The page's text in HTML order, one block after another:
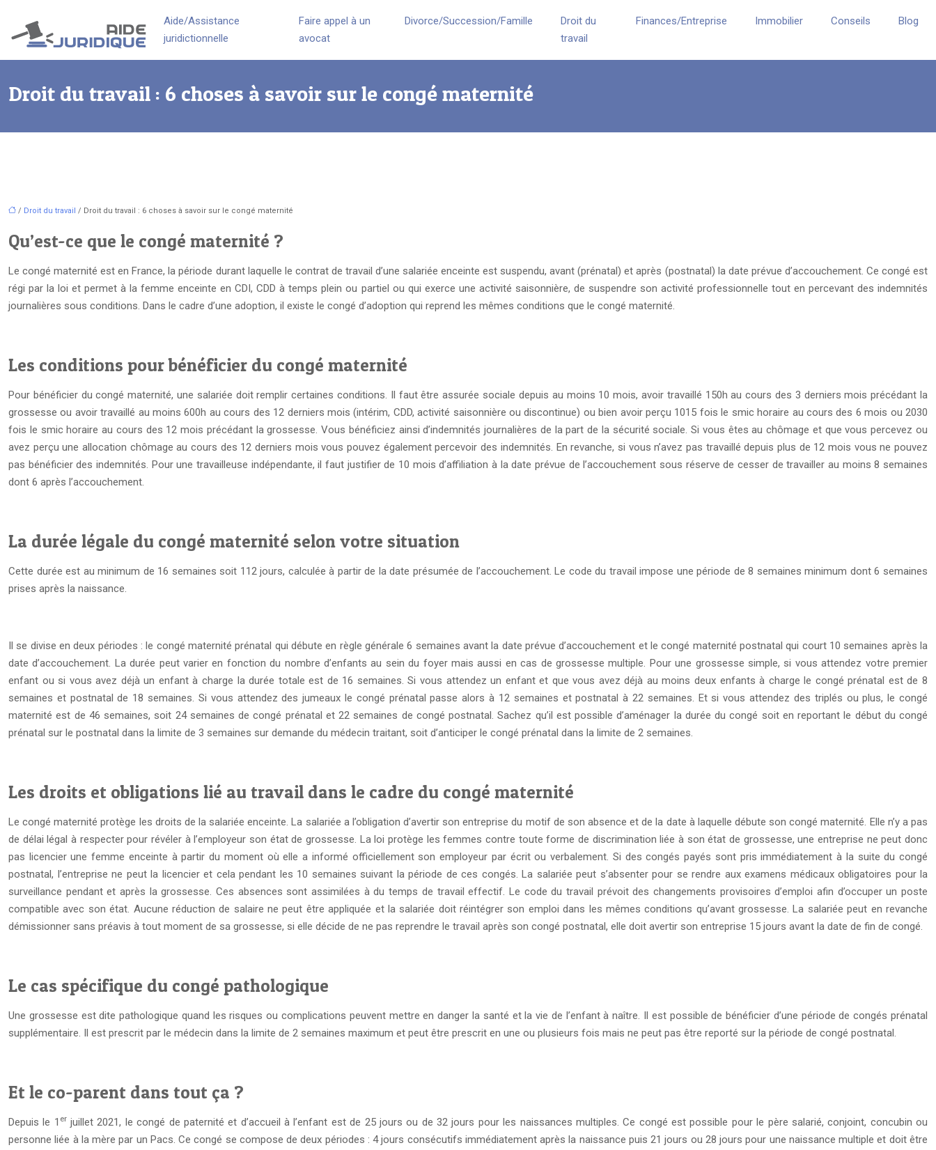
Aide/Assistance
juridictionnelle
Faire appel à un
avocat
Divorce/Succession/Famille
Droit du
travail
Finances/Entreprise Immobilier Conseils Blog
Droit du travail : 6 choses à savoir sur le congé maternité
/ Droit du travail / Droit du travail : 6 choses à savoir sur le congé maternité
Qu’est-ce que le congé maternité ?
Le congé maternité est en France, la période durant laquelle le contrat de travail d’une salariée enceinte est suspendu, avant (prénatal) et après (postnatal) la date prévue d’accouchement. Ce congé est
régi par la loi et permet à la femme enceinte en CDI, CDD à temps plein ou partiel ou qui exerce une activité saisonnière, de suspendre son activité professionnelle tout en percevant des indemnités
journalières sous conditions. Dans le cadre d’une adoption, il existe le congé d’adoption qui reprend les mêmes conditions que le congé maternité.
Les conditions pour bénéficier du congé maternité
Pour bénéficier du congé maternité, une salariée doit remplir certaines conditions. Il faut être assurée sociale depuis au moins 10 mois, avoir travaillé 150h au cours des 3 derniers mois précédant la
grossesse ou avoir travaillé au moins 600h au cours des 12 derniers mois (intérim, CDD, activité saisonnière ou discontinue) ou bien avoir perçu 1015 fois le smic horaire au cours des 6 mois ou 2030
fois le smic horaire au cours des 12 mois précédant la grossesse. Vous bénéficiez ainsi d’indemnités journalières de la part de la sécurité sociale. Si vous êtes au chômage et que vous percevez ou
avez perçu une allocation chômage au cours des 12 derniers mois vous pouvez également percevoir des indemnités. En revanche, si vous n’avez pas travaillé depuis plus de 12 mois vous ne pouvez
pas bénéficier des indemnités. Pour une travailleuse indépendante, il faut justifier de 10 mois d’affiliation à la date prévue de l’accouchement sous réserve de cesser de travailler au moins 8 semaines
dont 6 après l’accouchement.
La durée légale du congé maternité selon votre situation
Cette durée est au minimum de 16 semaines soit 112 jours, calculée à partir de la date présumée de l’accouchement. Le code du travail impose une période de 8 semaines minimum dont 6 semaines
prises après la naissance.
Il se divise en deux périodes : le congé maternité prénatal qui débute en règle générale 6 semaines avant la date prévue d’accouchement et le congé maternité postnatal qui court 10 semaines après la
date d’accouchement. La durée peut varier en fonction du nombre d’enfants au sein du foyer mais aussi en cas de grossesse multiple. Pour une grossesse simple, si vous attendez votre premier
enfant ou si vous avez déjà un enfant à charge la durée totale est de 16 semaines. Si vous attendez un enfant et que vous avez déjà au moins deux enfants à charge le congé prénatal est de 8
semaines et postnatal de 18 semaines. Si vous attendez des jumeaux le congé prénatal passe alors à 12 semaines et postnatal à 22 semaines. Et si vous attendez des triplés ou plus, le congé
maternité est de 46 semaines, soit 24 semaines de congé prénatal et 22 semaines de congé postnatal. Sachez qu’il est possible d’aménager la durée du congé soit en reportant le début du congé
prénatal sur le postnatal dans la limite de 3 semaines sur demande du médecin traitant, soit d’anticiper le congé prénatal dans la limite de 2 semaines.
Les droits et obligations lié au travail dans le cadre du congé maternité
Le congé maternité protège les droits de la salariée enceinte. La salariée a l’obligation d’avertir son entreprise du motif de son absence et de la date à laquelle débute son congé maternité. Elle n’y a pas
de délai légal à respecter pour révéler à l’employeur son état de grossesse. La loi protège les femmes contre toute forme de discrimination liée à son état de grossesse, une entreprise ne peut donc
pas licencier une femme enceinte à partir du moment où elle a informé officiellement son employeur par écrit ou verbalement. Si des congés payés sont pris immédiatement à la suite du congé
postnatal, l’entreprise ne peut la licencier et cela pendant les 10 semaines suivant la période de ces congés. La salariée peut s’absenter pour se rendre aux examens médicaux obligatoires pour la
surveillance pendant et après la grossesse. Ces absences sont assimilées à du temps de travail effectif. Le code du travail prévoit des changements provisoires d’emploi afin d’occuper un poste
compatible avec son état. Aucune réduction de salaire ne peut être appliquée et la salariée doit réintégrer son emploi dans les mêmes conditions qu’avant grossesse. La salariée peut en revanche
démissionner sans préavis à tout moment de sa grossesse, si elle décide de ne pas reprendre le travail après son congé postnatal, elle doit avertir son entreprise 15 jours avant la date de fin de congé.
Le cas spécifique du congé pathologique
Une grossesse est dite pathologique quand les risques ou complications peuvent mettre en danger la santé et la vie de l’enfant à naître. Il est possible de bénéficier d’une période de congés prénatal
supplémentaire. Il est prescrit par le médecin dans la limite de 2 semaines maximum et peut être prescrit en une ou plusieurs fois mais ne peut pas être reporté sur la période de congé postnatal.
Et le co-parent dans tout ça ?
Depuis le 1 erjuillet 2021, le congé de paternité et d’accueil à l’enfant est de 25 jours ou de 32 jours pour les naissances multiples. Ce congé est possible pour le père salarié, conjoint, concubin ou
personne liée à la mère par un Pacs. Ce congé se compose de deux périodes : 4 jours consécutifs immédiatement après la naissance puis 21 jours ou 28 jours pour une naissance multiple et doit être